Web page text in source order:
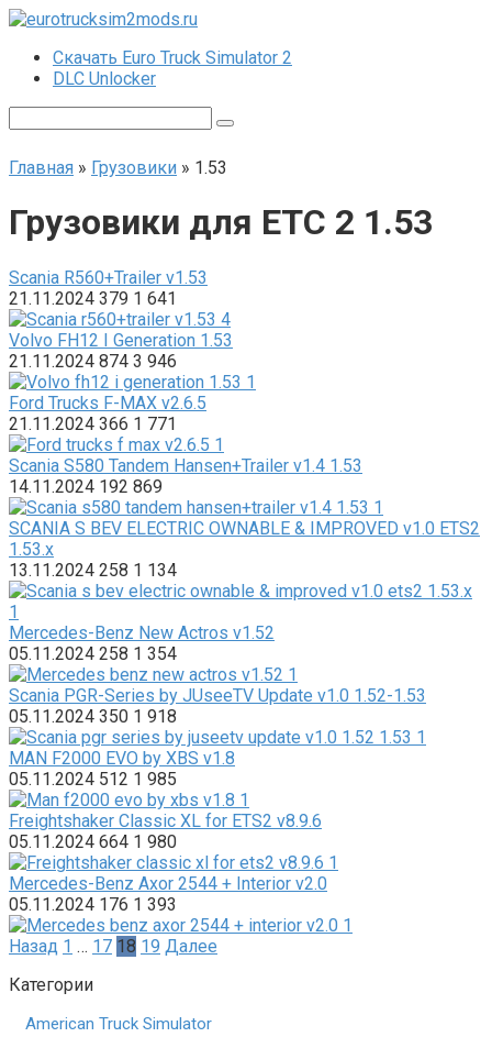
Перейти
контентуСкачать Euro Truck Simulator 2
DLC Unlocker
Главная » Грузовики » 1.53
Грузовики для ЕТС 2 1.53
Scania R560+Trailer v1.53
21.11.2024 379 1 641
Volvo FH12 I Generation 1.53
21.11.2024 874 3 946
Ford Trucks F-MAX v2.6.5
21.11.2024 366 1 771
Scania S580 Tandem Hansen+Trailer v1.4 1.53
14.11.2024 192 869
SCANIA S BEV ELECTRIC OWNABLE & IMPROVED v1.0 ETS2
1.53.x
13.11.2024 258 1 134
Mercedes-Benz New Actros v1.52
05.11.2024 258 1 354
Scania PGR-Series by JUseeTV Update v1.0 1.52-1.53
05.11.2024 350 1 918
MAN F2000 EVO by XBS v1.8
05.11.2024 512 1 985
Freightshaker Classic XL for ETS2 v8.9.6
05.11.2024 664 1 980
Mercedes-Benz Axor 2544 + Interior v2.0
05.11.2024 176 1 393
Пагинация
Назад 1 … 17 18 19 Далее
Категории
American Truck Simulator